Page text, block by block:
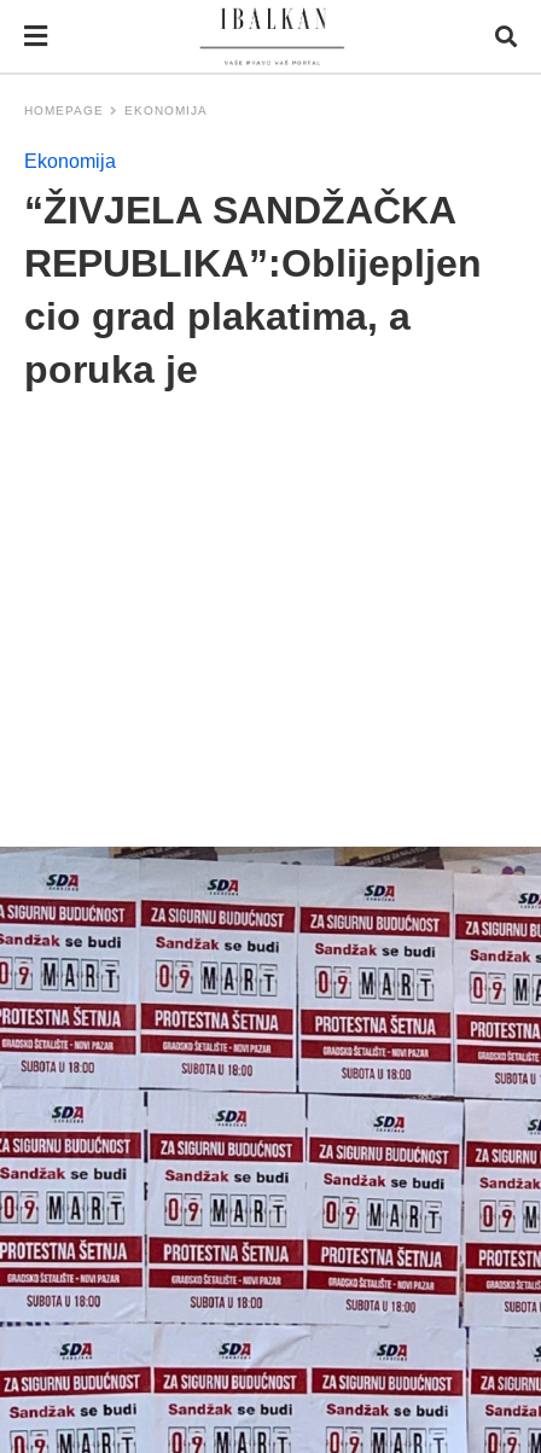
HOMEPAGE EKONOMIJA
Ekonomija
“ŽIVJELA SANDŽAČKA
REPUBLIKA”:Oblijepljen
cio grad plakatima, a
poruka je